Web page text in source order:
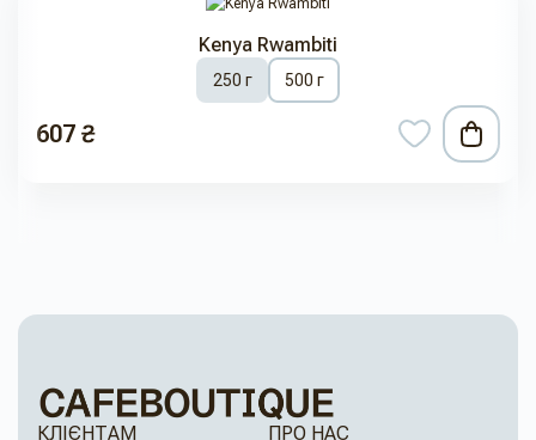
Kenya Rwambiti
250 г 500 г
607 ₴
КЛІЄНТАМ
ПРО НАС